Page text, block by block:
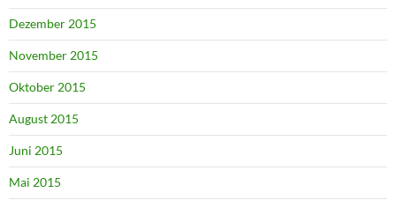
Dezember 2015
November 2015
Oktober 2015
August 2015
Juni 2015
Mai 2015